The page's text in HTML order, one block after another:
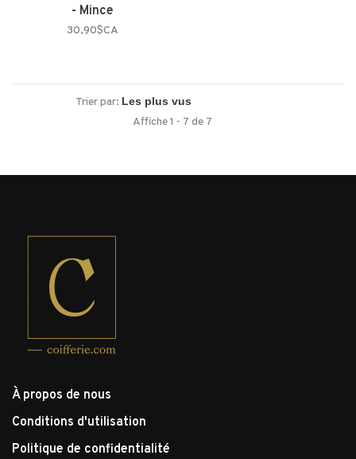
- Mince
30,90$CA
Trier par:
Affiche 1 - 7 de 7
À propos de nous
Conditions d'utilisation
Politique de confidentialité